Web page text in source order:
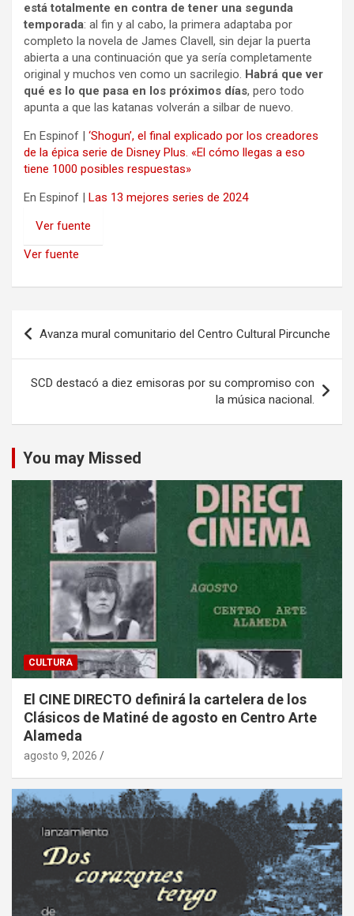
está totalmente en contra de tener una segunda
temporada: al fin y al cabo, la primera adaptaba por
completo la novela de James Clavell, sin dejar la puerta
abierta a una continuación que ya sería completamente
original y muchos ven como un sacrilegio. Habrá que ver
qué es lo que pasa en los próximos días, pero todo
apunta a que las katanas volverán a silbar de nuevo.
En Espinof | ‘Shogun’, el final explicado por los creadores
de la épica serie de Disney Plus. «El cómo llegas a eso
tiene 1000 posibles respuestas»
En Espinof | Las 13 mejores series de 2024
Ver fuente
Ver fuente
Navegación
de
entradas
Avanza mural comunitario del Centro Cultural Pircunche
SCD destacó a diez emisoras por su compromiso con
la música nacional.
You may Missed
CULTURA
El CINE DIRECTO definirá la cartelera de los
Clásicos de Matiné de agosto en Centro Arte
Alameda
agosto 9, 2026